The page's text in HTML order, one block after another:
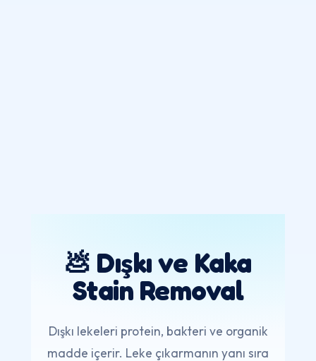
💩 Dışkı ve Kaka
Stain Removal
Dışkı lekeleri protein, bakteri ve organik
madde içerir. Leke çıkarmanın yanı sıra